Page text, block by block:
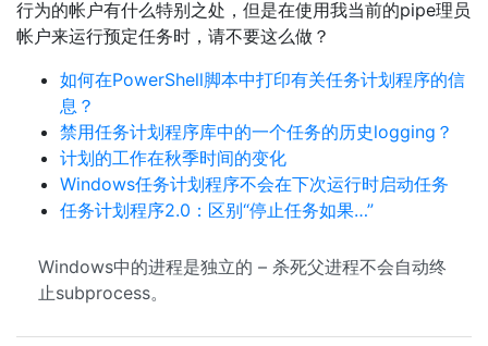
行为的帐户有什么特别之处，但是在使用我当前的pipe理员
帐户来运行预定任务时，请不要这么做？
如何在PowerShell脚本中打印有关任务计划程序的信
息？
禁用任务计划程序库中的一个任务的历史logging？
计划的工作在秋季时间的变化
Windows任务计划程序不会在下次运行时启动任务
任务计划程序2.0：区别“停止任务如果…”
Windows中的进程是独立的 – 杀死父进程不会自动终
止subprocess。